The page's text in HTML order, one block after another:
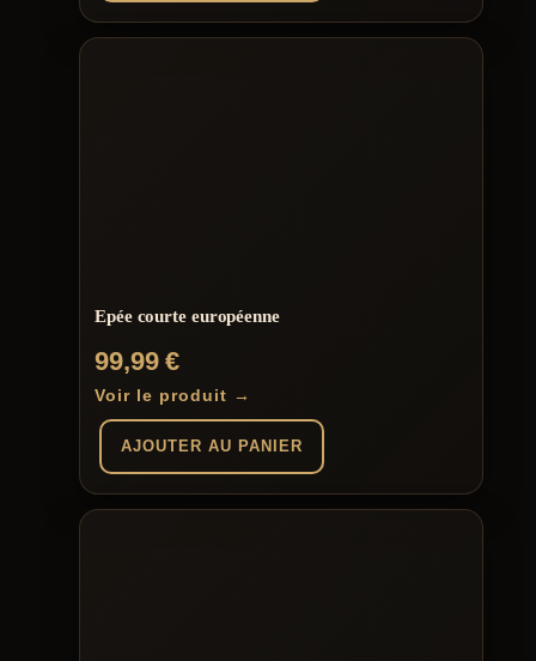
Epée courte européenne
99,99€
Voir le produit →
AJOUTER AU PANIER